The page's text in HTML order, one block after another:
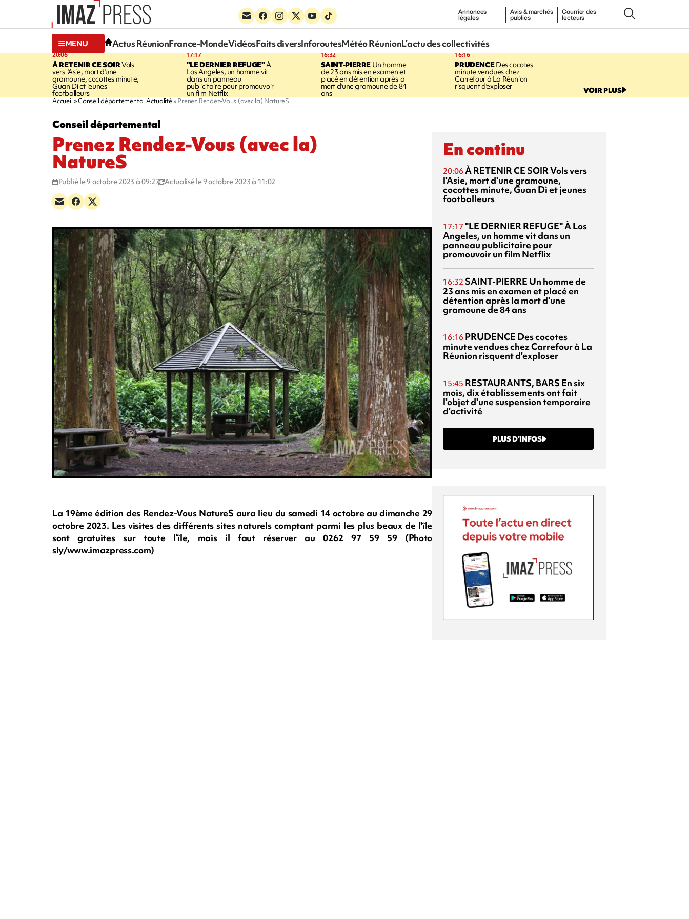
Annonces
légales
Avis & marchés
publics
Courrier des
lecteurs
MENU Actus RéunionFrance-MondeVidéosFaits diversInforoutesMétéo RéunionL’actu des collectivités
20:06
À RETENIR CE SOIRVols
vers l'Asie, mort d'une
gramoune, cocottes minute,
Guan Di et jeunes
footballeurs
17:17
"LE DERNIER REFUGE"À
Los Angeles, un homme vit
dans un panneau
publicitaire pour promouvoir
un film Netflix
16:32
SAINT-PIERREUn homme
de 23 ans mis en examen et
placé en détention après la
mort d'une gramoune de 84
ans
16:16
PRUDENCEDes cocotes
minute vendues chez
Carrefour à La Réunion
risquent d'exploser VOIR PLUS
Accueil Conseil départemental Actualité Prenez Rendez-Vous (avec la) NatureS
Conseil départemental
Prenez Rendez-Vous (avec la)
NatureS
Publié le 9 octobre 2023 à 09:27 Actualisé le 9 octobre 2023 à 11:02
La 19ème édition des Rendez-Vous NatureS aura lieu du samedi 14 octobre au dimanche 29
octobre 2023. Les visites des différents sites naturels comptant parmi les plus beaux de l'île
sont gratuites sur toute l’île, mais il faut réserver au 0262 97 59 59 (Photo
sly/www.imazpress.com)
En continu
20:06À RETENIR CE SOIRVols vers
l'Asie, mort d'une gramoune,
cocottes minute, Guan Di et jeunes
footballeurs
17:17 "LE DERNIER REFUGE"À Los
Angeles, un homme vit dans un
panneau publicitaire pour
promouvoir un film Netflix
16:32 SAINT-PIERRE Un homme de
23 ans mis en examen et placé en
détention après la mort d'une
gramoune de 84 ans
16:16 PRUDENCE Des cocotes
minute vendues chez Carrefour à La
Réunion risquent d'exploser
15:45 RESTAURANTS, BARS En six
mois, dix établissements ont fait
l'objet d'une suspension temporaire
d'activité
PLUS D’INFOS